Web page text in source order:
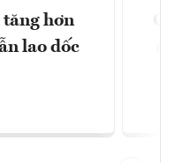
hơn
lao dốc